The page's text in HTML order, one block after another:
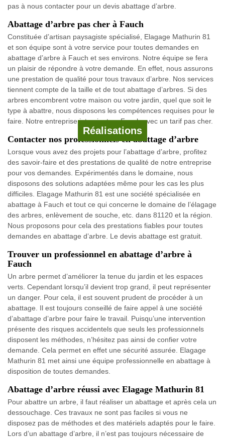
Réalisations
pas à nous contacter pour un devis abattage d’arbre.
Abattage d’arbre pas cher à Fauch
Constituée d’artisan paysagiste spécialisé, Elagage Mathurin 81
et son équipe sont à votre service pour toutes demandes en
abattage d’arbre à Fauch et ses environs. Notre équipe se fera
un plaisir de répondre à votre demande. En effet, nous assurons
une prestation de qualité pour tous travaux d’arbre. Nos services
tiennent compte de la taille et de tout abattage d’arbres. Si des
arbres encombrent votre maison ou votre jardin, quel que soit le
type à abattre, nous disposons les compétences requises pour le
faire. Notre entreprise intervient en Fauch avec un tarif pas cher.
Contacter nos professionnels en abattage d’arbre
Lorsque vous avez des projets pour l’abattage d’arbre, profitez
des savoir-faire et des prestations de qualité de notre entreprise
pour vos demandes. Expérimentés dans le domaine, nous
disposons des solutions adaptées même pour les cas les plus
difficiles. Elagage Mathurin 81 est une société spécialisée en
abattage à Fauch et tout ce qui concerne le domaine de l’élagage
des arbres, enlèvement de souche, etc. dans 81120 et la région.
Nous proposons pour cela des prestations fiables pour toutes
demandes en abattage d’arbre. Le devis abattage est gratuit.
Trouver un professionnel en abattage d’arbre à
Fauch
Un arbre permet d’améliorer la tenue du jardin et les espaces
verts. Cependant lorsqu’il devient trop grand, il peut représenter
un danger. Pour cela, il est souvent prudent de procéder à un
abattage. Il est toujours conseillé de faire appel à une société
d’abattage d’arbre pour faire le travail. Puisqu’une intervention
présente des risques accidentels que seuls les professionnels
disposent les méthodes, n’hésitez pas ainsi de confier votre
demande. Cela permet en effet une sécurité assurée. Elagage
Mathurin 81 met ainsi une équipe professionnelle en abattage à
disposition de toutes demandes.
Abattage d’arbre réussi avec Elagage Mathurin 81
Pour abattre un arbre, il faut réaliser un abattage et après cela un
dessouchage. Ces travaux ne sont pas faciles si vous ne
disposez pas de méthodes et des matériels adaptés pour le faire.
Lors d’un abattage d’arbre, il n’est pas toujours nécessaire de